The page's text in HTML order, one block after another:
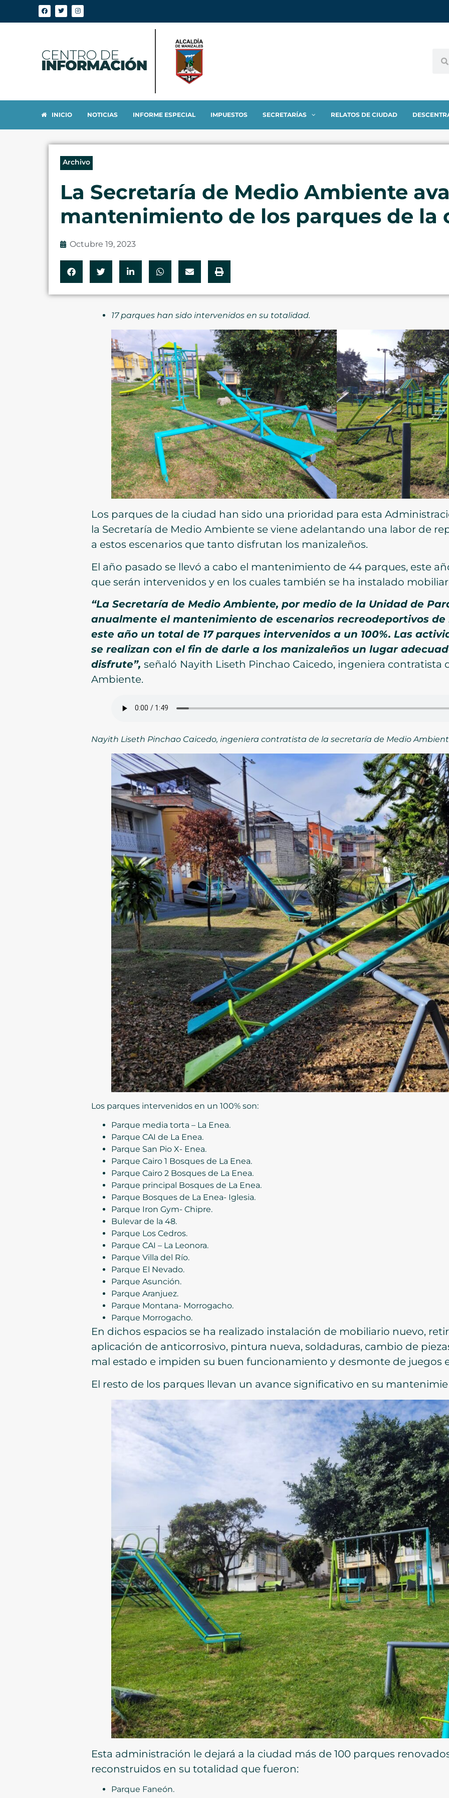
INICIO NOTICIAS INFORME ESPECIAL IMPUESTOS SECRETARÍAS RELATOS DE CIUDAD
Archivo
La Secretaría de Medio Ambiente
mantenimiento de los parques de la
Octubre 19, 2023
17 parques han sido intervenidos en su totalidad.
Los parques de la ciudad han sido una prioridad para esta
la Secretaría de Medio Ambiente se viene adelantando una labor de
a estos escenarios que tanto disfrutan los manizaleños.
El año pasado se llevó a cabo el mantenimiento de 44 parques, este
que serán intervenidos y en los cuales también se ha instalado
“La Secretaría de Medio Ambiente, por medio de la Unidad de
anualmente el mantenimiento de escenarios recreodeportivos
este año un total de 17 parques intervenidos a un 100%. Las
se realizan con el fin de darle a los manizaleños un lugar
disfrute”, señaló Nayith Liseth Pinchao Caicedo, ingeniera contratista
Ambiente.
Nayith Liseth Pinchao Caicedo, ingeniera contratista de la secretaría de Medio
Los parques intervenidos en un 100% son:
Parque media torta – La Enea.
Parque CAI de La Enea.
Parque San Pio X- Enea.
Parque Cairo 1 Bosques de La Enea.
Parque Cairo 2 Bosques de La Enea.
Parque principal Bosques de La Enea.
Parque Bosques de La Enea- Iglesia.
Parque Iron Gym- Chipre.
Bulevar de la 48.
Parque Los Cedros.
Parque CAI – La Leonora.
Parque Villa del Río.
Parque El Nevado.
Parque Asunción.
Parque Aranjuez.
Parque Montana- Morrogacho.
Parque Morrogacho.
En dichos espacios se ha realizado instalación de mobiliario nuevo,
aplicación de anticorrosivo, pintura nueva, soldaduras, cambio de
mal estado e impiden su buen funcionamiento y desmonte de juegos
El resto de los parques llevan un avance significativo en su
Esta administración le dejará a la ciudad más de 100 parques
reconstruidos en su totalidad que fueron:
Parque Faneón.